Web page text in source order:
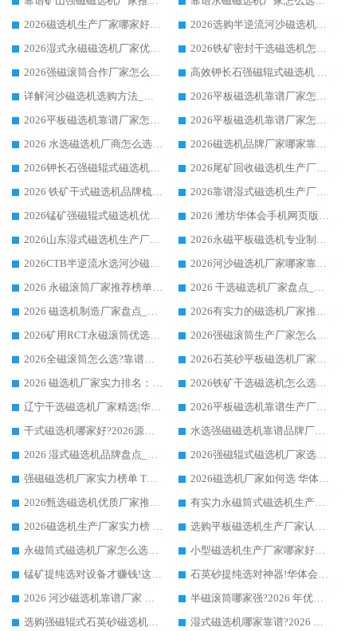
2026磁选机生产厂家哪家好?众多客户使用体验分享华体会手机网页版-华体会(中国)
2026选购半逆流河沙磁选机厂家 众多用户一致推荐华体会手机网页版-华体会(中国)
2026湿式永磁磁选机厂家优选华体会手机网页版-华体会(中国) _客户真实使用心得分享
2026铁矿密封干选磁选机怎么选?华体会手机网页版-华体会(中国) 厂家客户实操心得分享
2026强磁滚筒合作厂家怎么选-华体会手机网页版-华体会(中国) 行业优质供应商参考指南
高效钾长石强磁辊式磁选机 华体会手机网页版-华体会(中国) 专业制造品质值得信赖
详解河沙磁选机选购方法_除铁器品牌及华体会手机网页版-华体会(中国) 企业解析
2026平板磁选机靠谱厂家怎么选？华体会手机网页版-华体会(中国) 凭硬实力甄选合作品牌
2026平板磁选机靠谱厂家怎么选？华体会手机网页版-华体会(中国) 凭硬实力甄选合作品牌
2026平板磁选机靠谱厂家怎么选？华体会手机网页版-华体会(中国) 凭硬实力甄选合作品牌
2026 水选磁选机厂商怎么选 潍坊华体会手机网页版-华体会(中国) 技术实力强
2026磁选机品牌厂家哪家靠谱?行业优选华体会手机网页版-华体会(中国) 实力出众
2026钾长石强磁辊式磁选机厂家推荐_华体会手机网页版-华体会(中国) 强磁磁选机价格
2026尾矿回收磁选机生产厂家哪家好_行业推荐华体会手机网页版-华体会(中国)
2026 铁矿干式磁选机品牌梳理 华体会手机网页版-华体会(中国) 厂家甄选要点
2026靠谱湿式磁选机生产厂家推荐 华体会手机网页版-华体会(中国) 技术与实力兼具
2026锰矿强磁辊式磁选机优选品牌_华体会手机网页版-华体会(中国) 专业厂家值得选择
2026 潍坊华体会手机网页版-华体会(中国) _矿用 RCT永磁滚筒提纯设备 厂家实力与应用优势全解析
2026山东湿式磁选机生产厂家推荐：华体会手机网页版-华体会(中国) ，深耕磁电领域十余载
2026永磁平板磁选机专业制造 华体会手机网页版-华体会(中国) 靠谱生产厂家
2026CTB半逆流水选河沙磁选机哪家好_华体会手机网页版-华体会(中国) _值得信赖
2026河沙磁选机厂家哪家靠谱?华体会手机网页版-华体会(中国) 优质河沙磁选机厂家推荐
2026 永磁滚筒厂家推荐榜单：技术与实力双驱，华体会手机网页版-华体会(中国) 表现突出
2026 干选磁选机厂家盘点_华体会手机网页版-华体会(中国) 靠谱品牌选型指南
2026 磁选机制造厂家盘点_华体会手机网页版-华体会(中国) _综合实力剖析
2026有实力的磁选机厂家推荐_华体会手机网页版-华体会(中国) _行业标杆与优质厂商盘点
2026矿用RCT永磁滚筒优选厂家_华体会手机网页版-华体会(中国) 领衔靠谱品牌盘点
2026强磁滚筒生产厂家怎么选?行业口碑推荐华体会手机网页版-华体会(中国)
2026全磁滚筒怎么选?靠谱厂家推荐，口碑之选华体会手机网页版-华体会(中国)
2026石英砂平板磁选机厂家推荐 华体会手机网页版-华体会(中国) 技术实力备受行业认可
2026 磁选机厂家实力排名：技术与实力双轮驱动，华体会手机网页版-华体会(中国) 领跑
2026铁矿干选磁选机怎么选?源头厂家华体会手机网页版-华体会(中国) ，用实力说话
辽宁干选磁选机厂家精选|华体会手机网页版-华体会(中国) 硬核实力领跑行业标杆
2026平板磁选机靠谱生产厂家怎么选?行业标杆华体会手机网页版-华体会(中国) ，凭硬实力脱颖而出
干式磁选机哪家好?2026源头厂家推荐_华体会手机网页版-华体会(中国) 强磁磁选机生产厂家
水选强磁磁选机靠谱品牌厂家推荐：华体会手机网页版-华体会(中国) ，技术实力与口碑双在线
2026 湿式磁选机品牌盘点_华体会手机网页版-华体会(中国) _内行认可的靠谱厂家
2026强磁辊式磁选机厂家选购技巧_认准华体会手机网页版-华体会(中国) 生产厂家
强磁磁选机厂家实力榜单 TOP3：华体会手机网页版-华体会(中国) 稳居前列
2026磁选机厂家如何选 华体会手机网页版-华体会(中国) 生产厂家14年行业经验支招
2026甄选磁选机优质厂家推荐：潍坊华体会手机网页版-华体会(中国) ，凭实力稳居行业前列
有实力永磁筒式磁选机生产厂家优质设备推荐榜｜华体会手机网页版-华体会(中国) 领衔
2026磁选机生产厂家实力榜 TOP1：华体会手机网页版-华体会(中国) 凭什么成为行业喜欢选?
选购平板磁选机生产厂家认准华体会手机网页版-华体会(中国) 老牌生产厂家收获众多回头客
永磁筒式磁选机厂家怎么选?14 年老厂华体会手机网页版-华体会(中国) 凭实力出圈，这 5 大优势太圈粉
小型磁选机生产厂家哪家好?2026 年实测推荐，华体会手机网页版-华体会(中国) 十年口碑厂值得闭眼入
锰矿提纯选对设备才赚钱!这家临朐厂家的强磁辊磁选机凭啥成行业标杆?
石英砂提纯选对神器!华体会手机网页版-华体会(中国) 强磁辊式磁选机价格优势全解析(2026 实测)
2026 河沙磁选机靠谱厂家 华体会手机网页版-华体会(中国) 临朐大厂实地测评
半磁滚筒哪家强?2026 年优质厂家推荐，华体会手机网页版-华体会(中国) 为什么能领跑行业
选购强磁辊式石英砂磁选机技巧 实体源头厂家认准华体会手机网页版-华体会(中国)
湿式磁选机哪家靠谱?2026 实测推荐，潍坊华体会手机网页版-华体会(中国) 凭实力稳居榜首